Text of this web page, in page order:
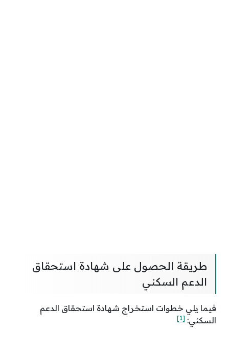
طريقة الحصول على شهادة استحقاق
الدعم السكني
فيما يلي خطوات استخراج شهادة استحقاق الدعم
السكني: [1]